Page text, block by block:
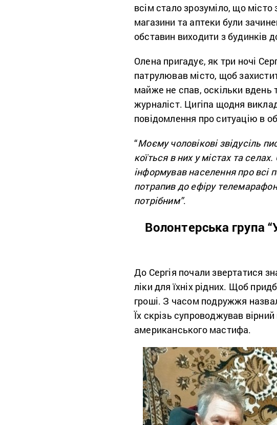
всім стало зрозуміло, що місто
магазини та аптеки були
обставин виходити з будинків
Олена пригадує, як три ночі
патрулював місто, щоб
майже не спав, оскільки вдень
журналіст. Цигіпа щодня
повідомлення про ситуацію в
“Моєму чоловікові звідусіль
коїться в них у містах та
інформував населення про всі
потрапив до ефіру
потрібним”.
Волонтерська група
До Сергія почали звертатися
ліки для їхніх рідних. Щоб
гроші. З часом подружжя
Їх скрізь супроводжував
американського мастифа.